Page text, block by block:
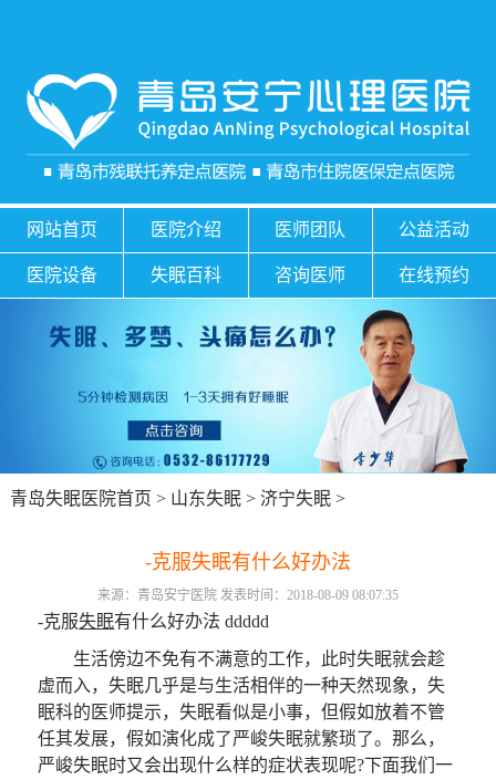
网站首页 医院介绍 医师团队 公益活动
医院设备 失眠百科 咨询医师 在线预约
青岛失眠医院首页 > 山东失眠> 济宁失眠>
-克服失眠有什么好办法
来源：青岛安宁医院 发表时间：2018-08-09 08:07:35
-克服失眠有什么好办法 ddddd
生活傍边不免有不满意的工作，此时失眠就会趁
虚而入，失眠几乎是与生活相伴的一种天然现象，失
眠科的医师提示，失眠看似是小事，但假如放着不管
任其发展，假如演化成了严峻失眠就繁琐了。那么，
严峻失眠时又会出现什么样的症状表现呢?下面我们一